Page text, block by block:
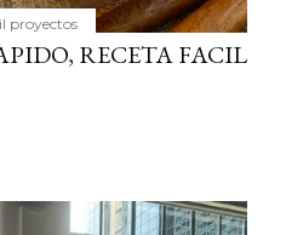
proyectos
RECETA FACIL